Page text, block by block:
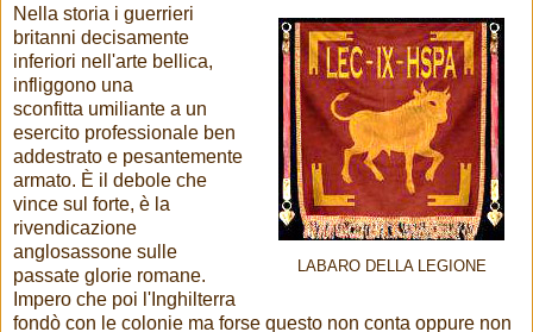
LABARO DELLA LEGIONE
Nella storia i guerrieri
britanni decisamente
inferiori nell'arte bellica,
infliggono una
sconfitta umiliante a un
esercito professionale ben
addestrato e pesantemente
armato. È il debole che
vince sul forte, è la
rivendicazione
anglosassone sulle
passate glorie romane.
Impero che poi l'Inghilterra
fondò con le colonie ma forse questo non conta oppure non